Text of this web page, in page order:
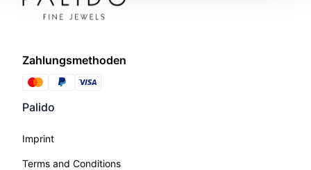
Zahlungsmethoden
Palido
Imprint
Terms and Conditions